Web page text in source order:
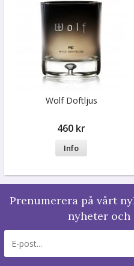
Wolf Doftljus
460 kr
Info
Prenumerera på vårt
nyheter och